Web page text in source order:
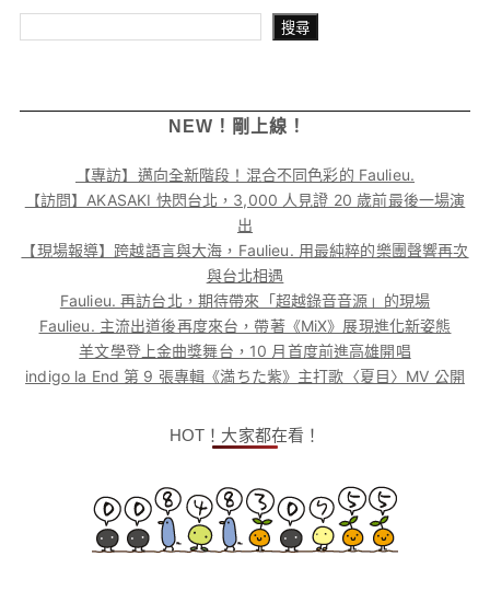
搜尋
NEW！剛上線！
【專訪】邁向全新階段！混合不同色彩的 Faulieu.
【訪問】AKASAKI 快閃台北，3,000 人見證 20 歲前最後一場演
出
【現場報導】跨越語言與大海，Faulieu. 用最純粹的樂團聲響再次
與台北相遇
Faulieu. 再訪台北，期待帶來「超越錄音音源」的現場
Faulieu. 主流出道後再度來台，帶著《MiX》展現進化新姿態
羊文學登上金曲獎舞台，10 月首度前進高雄開唱
indigo la End 第 9 張專輯《満ちた紫》主打歌〈夏目〉MV 公開
HOT！大家都在看！